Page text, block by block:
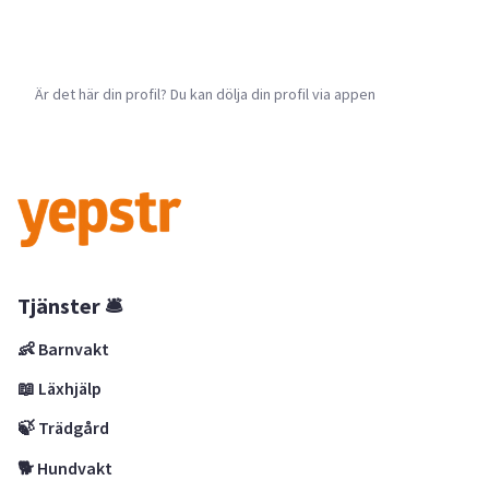
Är det här din profil? Du kan dölja din profil via appen
Tjänster 🛎
👶 Barnvakt
📖 Läxhjälp
🍃 Trädgård
🐕 Hundvakt